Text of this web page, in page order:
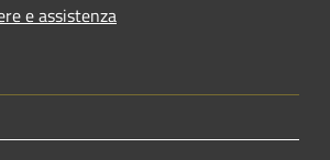
e assistenza